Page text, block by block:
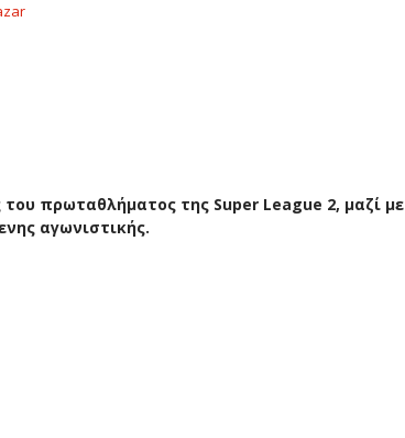
πρωταθλήματος της Super League 2, μαζί με
αγωνιστικής.